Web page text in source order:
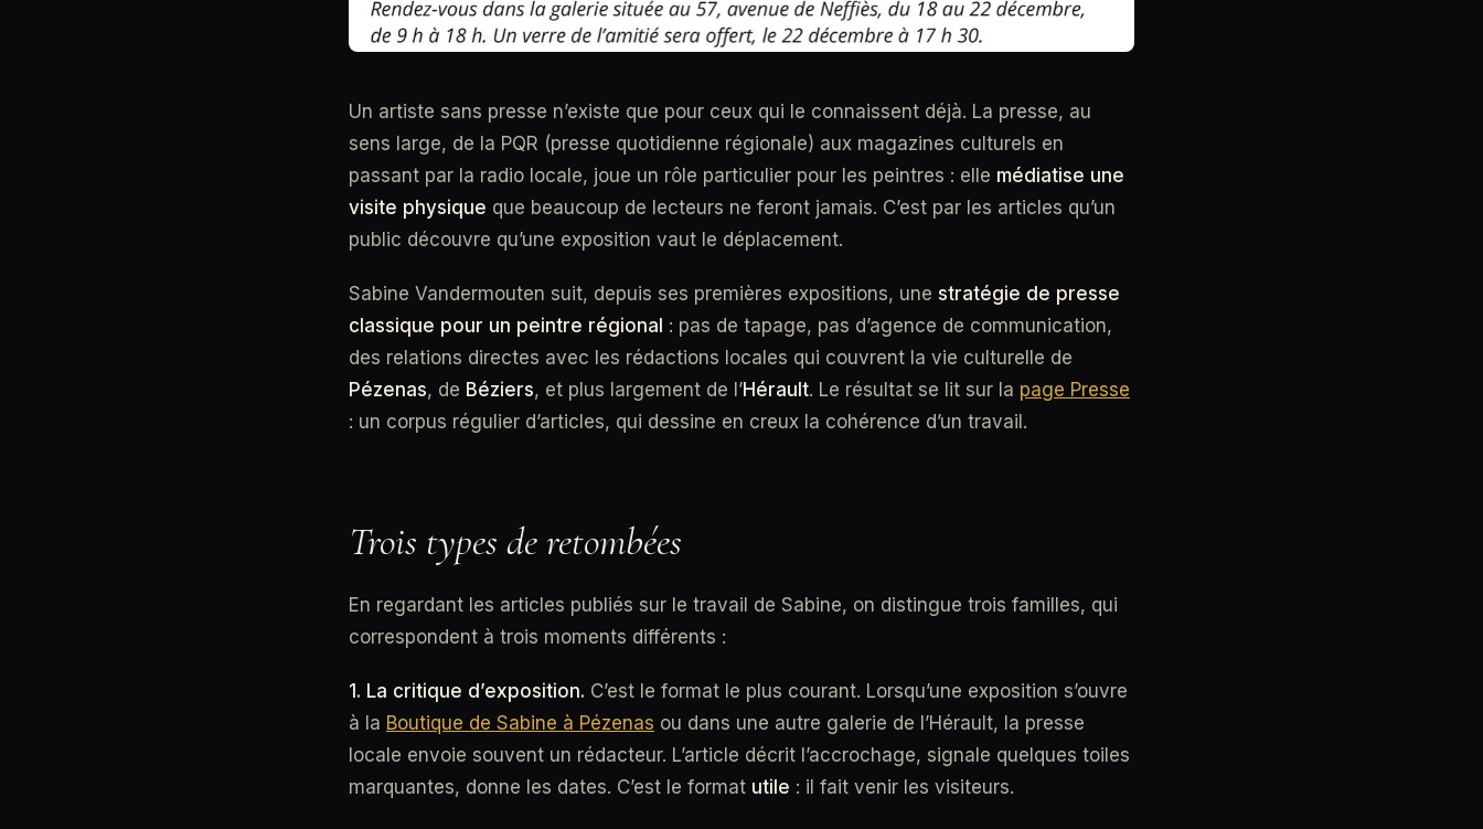
Un artiste sans presse n’existe que pour ceux qui le connaissent déjà. La presse, au
sens large, de la PQR (presse quotidienne régionale) aux magazines culturels en
passant par la radio locale, joue un rôle particulier pour les peintres : elle médiatise une
visite physique que beaucoup de lecteurs ne feront jamais. C’est par les articles qu’un
public découvre qu’une exposition vaut le déplacement.
Sabine Vandermouten suit, depuis ses premières expositions, une stratégie de presse
classique pour un peintre régional : pas de tapage, pas d’agence de communication,
des relations directes avec les rédactions locales qui couvrent la vie culturelle de
Pézenas, de Béziers, et plus largement de l’Hérault. Le résultat se lit sur la page Presse
: un corpus régulier d’articles, qui dessine en creux la cohérence d’un travail.
Trois types de retombées
En regardant les articles publiés sur le travail de Sabine, on distingue trois familles, qui
correspondent à trois moments différents :
1. La critique d’exposition. C’est le format le plus courant. Lorsqu’une exposition s’ouvre
à la Boutique de Sabine à Pézenas ou dans une autre galerie de l’Hérault, la presse
locale envoie souvent un rédacteur. L’article décrit l’accrochage, signale quelques toiles
marquantes, donne les dates. C’est le format utile : il fait venir les visiteurs.